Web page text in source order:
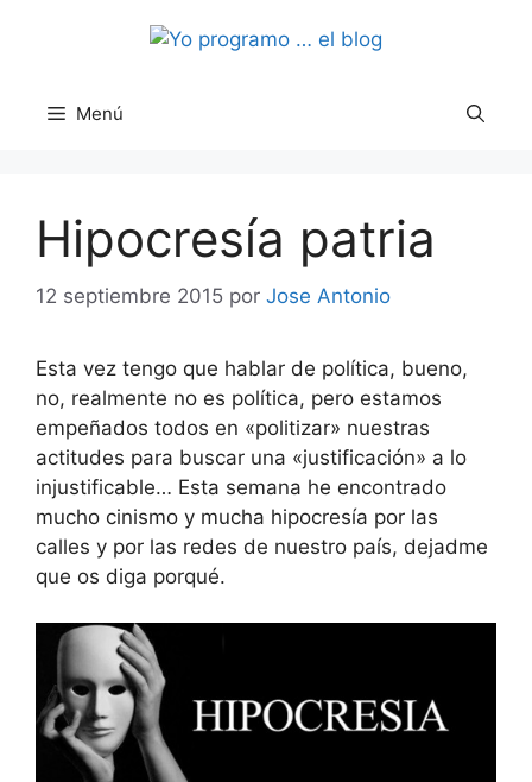
Menú
Hipocresía patria
12 septiembre 2015 por Jose Antonio
Esta vez tengo que hablar de política, bueno,
no, realmente no es política, pero estamos
empeñados todos en «politizar» nuestras
actitudes para buscar una «justificación» a lo
injustificable… Esta semana he encontrado
mucho cinismo y mucha hipocresía por las
calles y por las redes de nuestro país, dejadme
que os diga porqué.